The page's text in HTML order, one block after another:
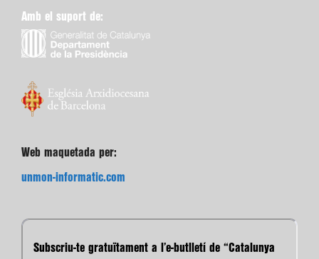
Amb el suport de:
Web maquetada per:
unmon-informatic.com
Subscriu-te gratuïtament a l’e-butlletí de “Catalunya